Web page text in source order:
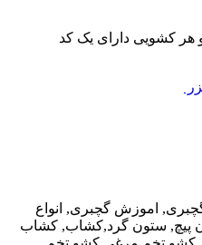
هر کشویی دارای یک کد
گچبری, اموزش گچبری, انواع
پیچ, ستون گرد,کشاب, کشاب